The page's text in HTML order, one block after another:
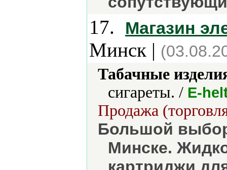
17. Магазин
Минск |
Табачные
сигареты. / E-
Продажа
Большой
Минске.